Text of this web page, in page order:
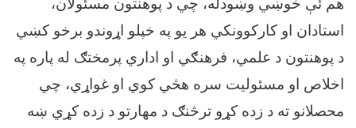
استادان او کارکوونکي هر یو په خپلو اړوندو برخو کښي
د پوهنتون د علمي، فرهنګي او اداري پرمختګ له پاره په
اخلاص او مسئولیت سره هڅي کوي او غواړي، چي
محصلانو ته د زده ‌کړو ترڅنګ د مهارتو د زده ‌کړي ښه